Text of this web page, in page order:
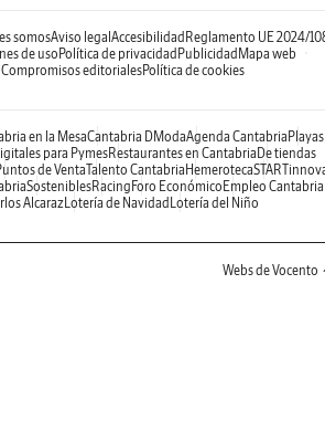
somosAviso legalAccesibilidadReglamento UE 2024/
de usoPolítica de privacidadPublicidadMapa web
Compromisos editorialesPolítica de cookies
en la MesaCantabria DModaAgenda CantabriaPlayas
para PymesRestaurantes en CantabriaDe tiendas
de VentaTalento CantabriaHemeroteca
SosteniblesRacingForo EconómicoEmpleo Cantabria
AlcarazLotería de NavidadLotería del Niño
Webs de Vocento